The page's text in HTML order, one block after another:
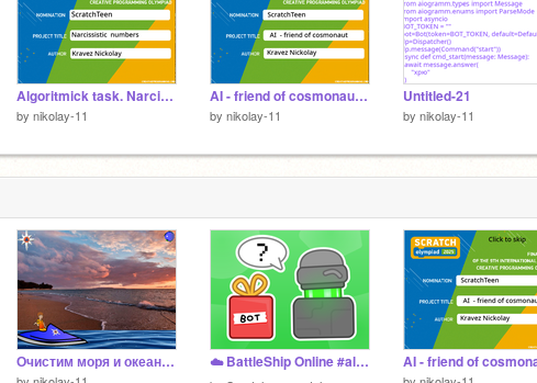
Algoritmick task. Narcictissik numbers Kravez Nickolay
by nikolay-11
AI - friend of cosmonaut Kravez Nickolay
by nikolay-11
Untitled-21
by nikolay-11
Очистим моря и океаны(обнова) ☁️ BattleShip Online #all #games #online #multiplayer #battle #ship #trending